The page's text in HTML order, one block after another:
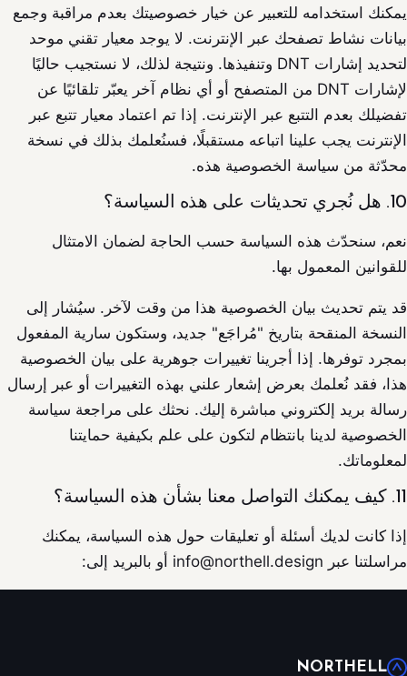
يمكنك استخدامه للتعبير عن خيار خصوصيتك بعدم مراقبة وجمع
بيانات نشاط تصفحك عبر الإنترنت. لا يوجد معيار تقني موحد
لتحديد إشارات DNT وتنفيذها. ونتيجة لذلك، لا نستجيب حاليًا
لإشارات DNT من المتصفح أو أي نظام آخر يعبّر تلقائيًا عن
تفضيلك بعدم التتبع عبر الإنترنت. إذا تم اعتماد معيار تتبع عبر
الإنترنت يجب علينا اتباعه مستقبلًا، فسنُعلمك بذلك في نسخة
محدّثة من سياسة الخصوصية هذه.
10. هل نُجري تحديثات على هذه السياسة؟
نعم، سنحدّث هذه السياسة حسب الحاجة لضمان الامتثال
للقوانين المعمول بها.
قد يتم تحديث بيان الخصوصية هذا من وقت لآخر. سيُشار إلى
النسخة المنقحة بتاريخ "مُراجَع" جديد، وستكون سارية المفعول
بمجرد توفرها. إذا أجرينا تغييرات جوهرية على بيان الخصوصية
هذا، فقد نُعلمك بعرض إشعار علني بهذه التغييرات أو عبر إرسال
رسالة بريد إلكتروني مباشرة إليك. نحثك على مراجعة سياسة
الخصوصية لدينا بانتظام لتكون على علم بكيفية حمايتنا
لمعلوماتك.
11. كيف يمكنك التواصل معنا بشأن هذه السياسة؟
إذا كانت لديك أسئلة أو تعليقات حول هذه السياسة، يمكنك
مراسلتنا عبر info@northell.design أو بالبريد إلى:
NORTHELL